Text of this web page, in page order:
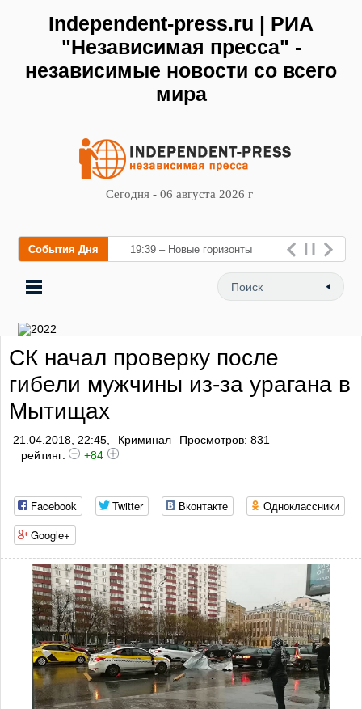
Independent-press.ru | РИА
"Независимая пресса" -
независимые новости со всего
мира
Сегодня - 06 августа 2026 г
События Дня 19:39 – Новые горизонты
флебологии: в Москве
открылся «Городской центр
СК начал проверку после
гибели мужчины из-за урагана в
Мытищах
21.04.2018, 22:45, Криминал
Просмотров: 831
рейтинг:
+84
Facebook Twitter Вконтакте
Одноклассники
Google+